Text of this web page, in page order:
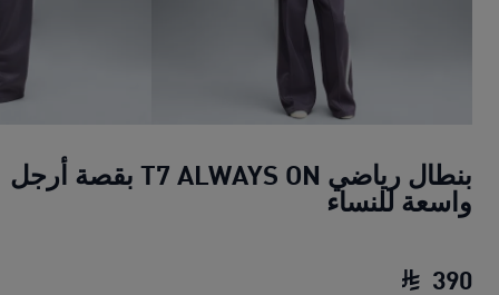
بنطال رياضي T7 ALWAYS ON بقصة أرجل
واسعة للنساء
390